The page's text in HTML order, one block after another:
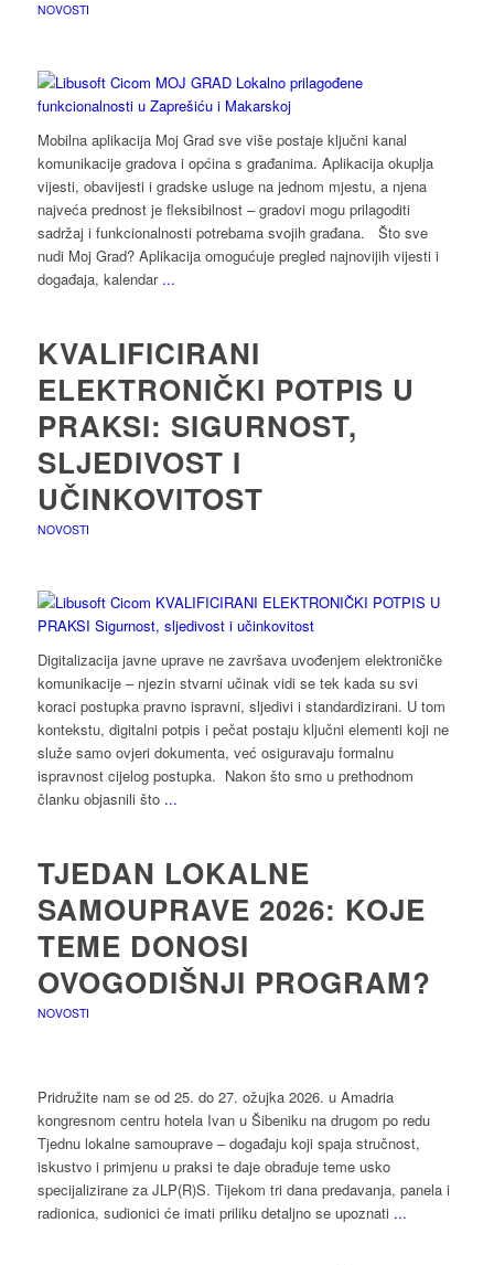
NOVOSTI
Mobilna aplikacija Moj Grad sve više postaje ključni kanal
komunikacije gradova i općina s građanima. Aplikacija okuplja
vijesti, obavijesti i gradske usluge na jednom mjestu, a njena
najveća prednost je fleksibilnost – gradovi mogu prilagoditi
sadržaj i funkcionalnosti potrebama svojih građana. Što sve
nudi Moj Grad? Aplikacija omogućuje pregled najnovijih vijesti i
događaja, kalendar ...
KVALIFICIRANI
ELEKTRONIČKI POTPIS U
PRAKSI: SIGURNOST,
SLJEDIVOST I
UČINKOVITOST
NOVOSTI
Digitalizacija javne uprave ne završava uvođenjem elektroničke
komunikacije – njezin stvarni učinak vidi se tek kada su svi
koraci postupka pravno ispravni, sljedivi i standardizirani. U tom
kontekstu, digitalni potpis i pečat postaju ključni elementi koji ne
služe samo ovjeri dokumenta, već osiguravaju formalnu
ispravnost cijelog postupka. Nakon što smo u prethodnom
članku objasnili što ...
TJEDAN LOKALNE
SAMOUPRAVE 2026: KOJE
TEME DONOSI
OVOGODIŠNJI PROGRAM?
NOVOSTI
Pridružite nam se od 25. do 27. ožujka 2026. u Amadria
kongresnom centru hotela Ivan u Šibeniku na drugom po redu
Tjednu lokalne samouprave – događaju koji spaja stručnost,
iskustvo i primjenu u praksi te daje obrađuje teme usko
specijalizirane za JLP(R)S. Tijekom tri dana predavanja, panela i
radionica, sudionici će imati priliku detaljno se upoznati ...